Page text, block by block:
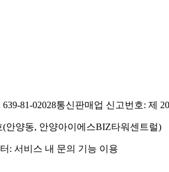
81-02028통신판매업 신고번호: 제
(안양동, 안양아이에스BIZ타워센트럴)
: 서비스 내 문의 기능 이용